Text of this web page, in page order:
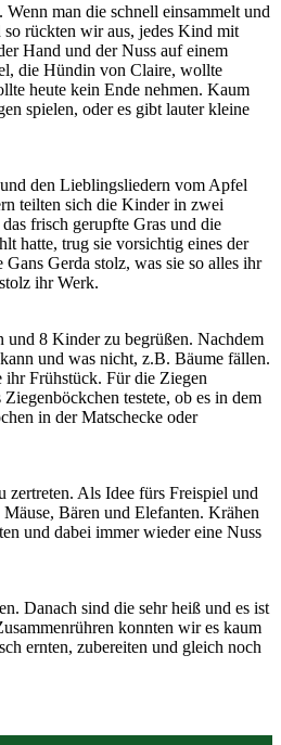
man die schnell einsammelt und
so rückten wir aus, jedes Kind mit
Hand und der Nuss auf einem
die Hündin von Claire, wollte
heute kein Ende nehmen. Kaum
spielen, oder es gibt lauter kleine
den Lieblingsliedern vom Apfel
teilten sich die Kinder in zwei
frisch gerupfte Gras und die
hatte, trug sie vorsichtig eines der
Gerda stolz, was sie so alles ihr
ihr Werk.
und 8 Kinder zu begrüßen. Nachdem
und was nicht, z.B. Bäume fällen.
ihr Frühstück. Für die Ziegen
testete, ob es in dem
in der Matschecke oder
zertreten. Als Idee fürs Freispiel und
Bären und Elefanten. Krähen
und dabei immer wieder eine Nuss
Danach sind die sehr heiß und es ist
konnten wir es kaum
ernten, zubereiten und gleich noch